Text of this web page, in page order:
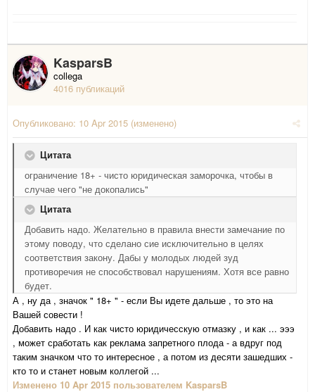
KasparsB
collega
4016 публикаций
Опубликовано: 10 Apr 2015 (изменено)
Цитата
ограничение 18+ - чисто юридическая заморочка, чтобы в
случае чего "не докопались"
Цитата
Добавить надо. Желательно в правила внести замечание по
этому поводу, что сделано сие исключительно в целях
соответствия закону. Дабы у молодых людей зуд
противоречия не способствовал нарушениям. Хотя все равно
будет.
А , ну да , значок " 18+ " - если Вы идете дальше , то это на
Вашей совести !
Добавить надо . И как чисто юридичесскую отмазку , и как ... эээ
, может сработать как реклама запретного плода - а вдруг под
таким значком что то интересное , а потом из десяти зашедших -
кто то и станет новым коллегой ...
Изменено 10 Apr 2015 пользователем KasparsB